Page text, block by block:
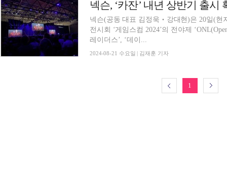
넥슨, ‘카잔’ 내년 상반기 출
넥슨(공동 대표 김정욱‧강대현)은 20일(현
전시회 ‘게임스컴 2024’의 전야제
레이더스’, ‘데이...
2024-08-21 수요일 | 김재훈 기자
1